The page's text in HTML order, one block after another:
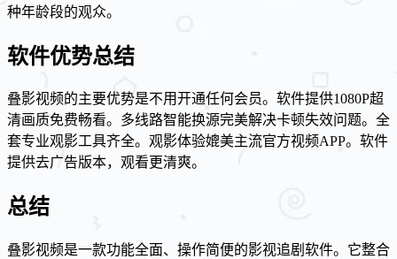
种年龄段的观众。
软件优势总结
叠影视频的主要优势是不用开通任何会员。软件提供1080P超
清画质免费畅看。多线路智能换源完美解决卡顿失效问题。全
套专业观影工具齐全。观影体验媲美主流官方视频APP。软件
提供去广告版本，观看更清爽。
总结
叠影视频是一款功能全面、操作简便的影视追剧软件。它整合